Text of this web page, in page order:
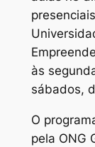
às
sábados,
O
pela ONG